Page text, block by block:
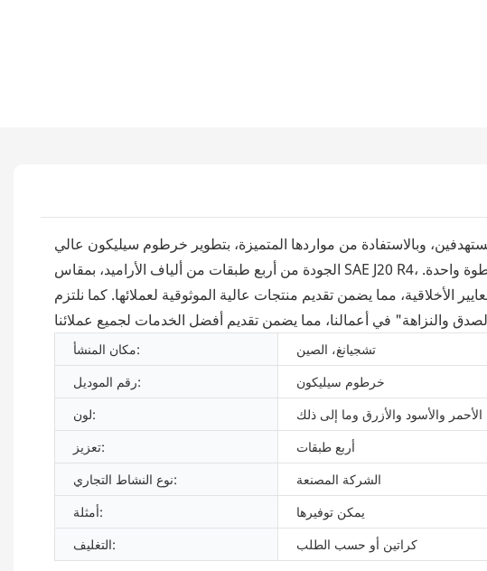
وبالاستفادة من مواردها المتميزة، بتطوير خرطوم سيليكون عالي
الجودة من أربع طبقات من ألياف الأراميد، بمقاس SAE J20 R4، لسحب الهواء. يُمكّن هذا الخرطوم الشركات من التميز في بيئة تنافسية شرسة، والوصول إلى ريادة الصناعة في خطوة واحدة.
الأخلاقية، مما يضمن تقديم منتجات عالية الموثوقية لعملائها. كما نلتزم
مكان المنشأ: تشجيانغ، الصين
رقم الموديل:
خرطوم سيليكون
لون:
الأحمر والأسود والأزرق وما إلى ذلك
تعزيز:
أربع طبقات
نوع النشاط التجاري:
الشركة المصنعة
أمثلة:
يمكن توفيرها
التغليف:
كراتين أو حسب الطلب